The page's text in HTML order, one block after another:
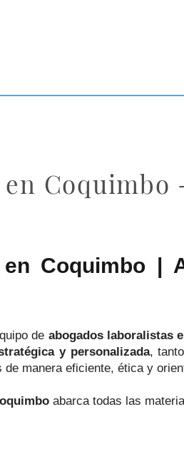
Coquimbo
Coquimbo |
de abogados laboralistas
y personalizada,
manera eficiente, ética y
abarca todas las